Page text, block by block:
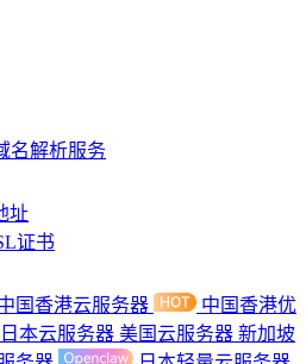
名解析服务
址
证书
国香港云服务器
中国香港优
日本云服务器 美国云服务器 新加坡